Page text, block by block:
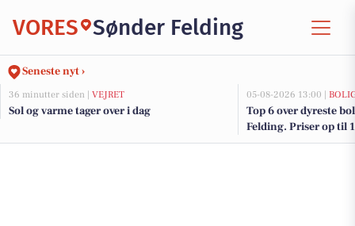
VORES Sønder Felding
Seneste nyt ›
36 minutter siden | VEJRET
Sol og varme tager over i dag
05-08-2026 13:00 |
Top 6 over dyreste
Felding. Priser op til